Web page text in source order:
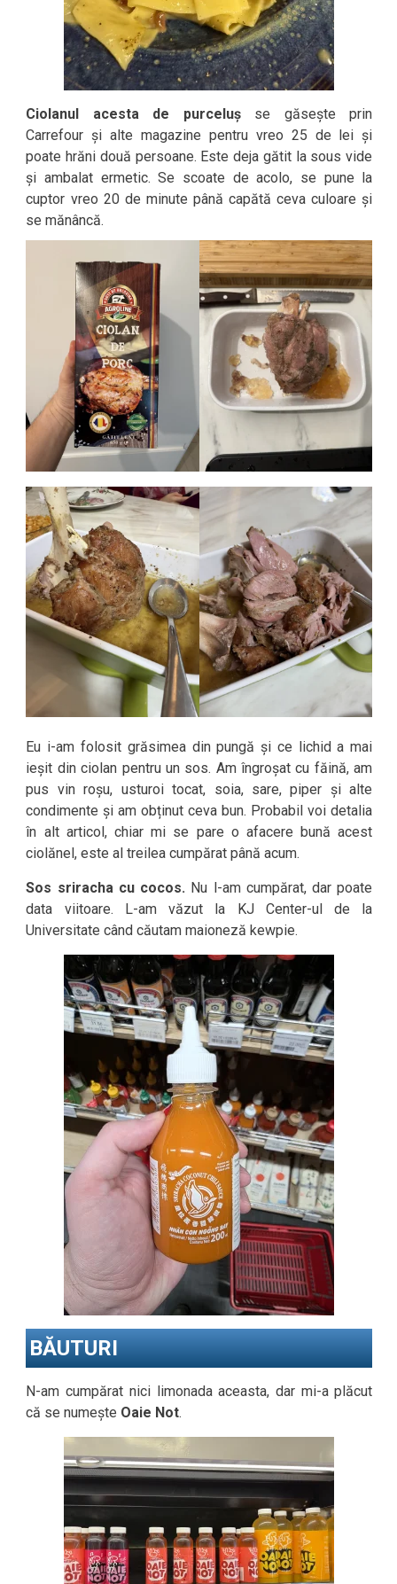
Ciolanul acesta de purcelușse găsește prin
Carrefour și alte magazine pentru vreo 25 de lei și
poate hrăni două persoane. Este deja gătit la sous vide
și ambalat ermetic. Se scoate de acolo, se pune la
cuptor vreo 20 de minute până capătă ceva culoare și
se mănâncă.
Eu i-am folosit grăsimea din pungă și ce lichid a mai
ieșit din ciolan pentru un sos. Am îngroșat cu făină, am
pus vin roșu, usturoi tocat, soia, sare, piper și alte
condimente și am obținut ceva bun. Probabil voi detalia
în alt articol, chiar mi se pare o afacere bună acest
ciolănel, este al treilea cumpărat până acum.
Sos sriracha cu cocos. Nu l-am cumpărat, dar poate
data viitoare. L-am văzut la KJ Center-ul de la
Universitate când căutam maioneză kewpie.
BĂUTURI
N-am cumpărat nici limonada aceasta, dar mi-a plăcut
că se numește Oaie Not.